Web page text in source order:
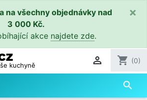
na všechny objednávky nad
3 000 Kč.
akce najdete zde.
×
kuchyně  shopping_cart (0)
search